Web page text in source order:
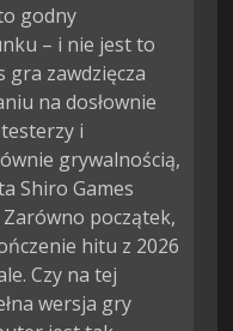
godny
– i nie jest to
gra zawdzięcza
na dosłownie
testerzy i
grywalnością,
Shiro Games
początek,
hitu z 2026
Czy na tej
wersja gry